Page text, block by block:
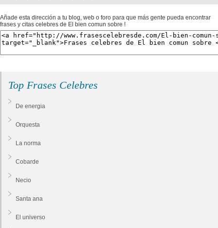
Añade esta dirección a tu blog, web o foro para que más gente pueda encontrar
frases y citas celebres de El bien comun sobre !
Top Frases Celebres
De energia
Orquesta
La norma
Cobarde
Necio
Santa ana
El universo